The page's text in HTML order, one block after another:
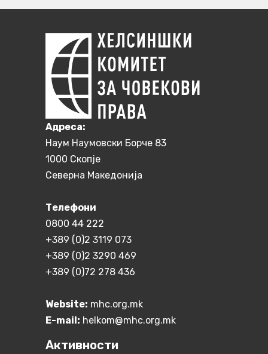
Aдреса:
Наум Наумовски Борче 83
1000 Скопје
Северна Македонија
Телефони
0800 44 222
+389 (0)2 3119 073
+389 (0)2 3290 469
+389 (0)72 278 436
Website: mhc.org.mk
E-mail: helkom@mhc.org.mk
Активности